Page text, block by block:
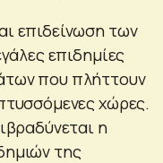
επιδείνωση των
επιδημίες
που πλήττουν
χώρες.
η
της